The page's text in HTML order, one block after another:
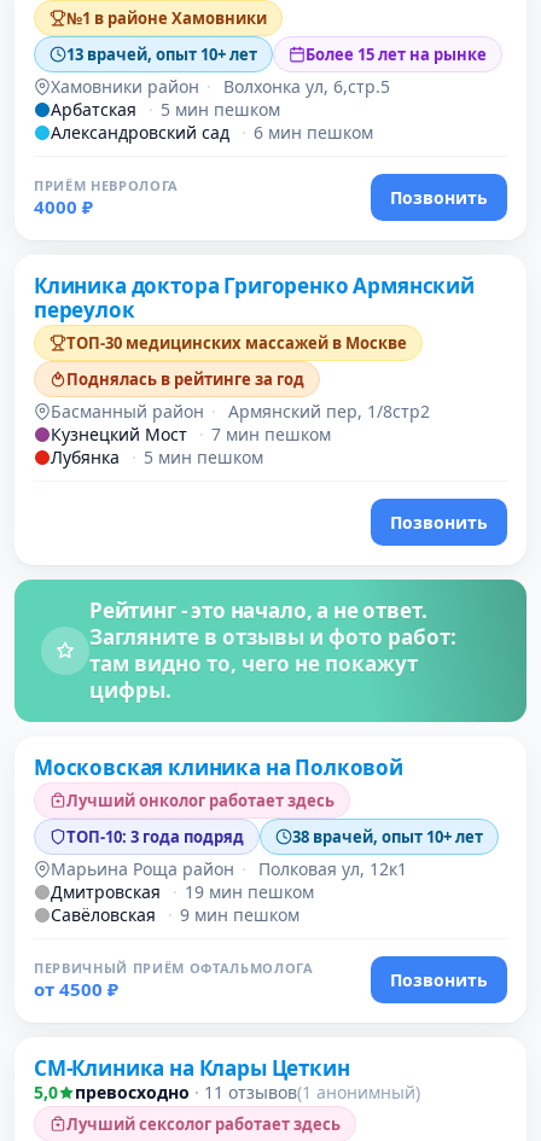
№1 в районе Хамовники
13 врачей, опыт 10+ лет
Более 15 лет на рынке
Хамовники район ·
Волхонка ул, 6,стр.5
Арбатская
· 5 мин пешком
Александровский сад · 6 мин пешком
ПРИЁМ НЕВРОЛОГА
4000 ₽
Позвонить
Проверено давно
Клиника доктора Григоренко Армянский
переулок
ТОП-30 медицинских массажей в Москве
Поднялась в рейтинге за год
Басманный район · Армянский пер, 1/8стр2
Кузнецкий Мост · 7 мин пешком
Лубянка
· 5 мин пешком
Позвонить
Рейтинг - это начало, а не ответ.
Загляните в отзывы и фото работ:
там видно то, чего не покажут
цифры.
Проверено
Московская клиника на Полковой
Лучший онколог работает здесь
ТОП-10: 3 года подряд
38 врачей, опыт 10+ лет
Марьина Роща район ·
Полковая ул, 12к1
Дмитровская
· 19 мин пешком
Савёловская
· 9 мин пешком
ПЕРВИЧНЫЙ ПРИЁМ ОФТАЛЬМОЛОГА
от 4500 ₽ Позвонить
СМ-Клиника на Клары Цеткин
5,0 превосходно · 11 отзывов(1 анонимный)
Лучший сексолог работает здесь